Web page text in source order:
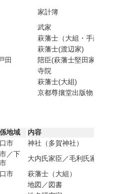
家計簿
武家
萩藩士（大組・手廻組）
萩藩士(渡辺家)
田
陪臣(萩藩士堅田家家臣)／
寺院
萩藩士(大組)
京都尊攘堂出版物
地域
内容
市
神社（多賀神社）
／下
大内氏家臣／毛利氏家臣／萩
市
萩藩士（大組）
地図／図書